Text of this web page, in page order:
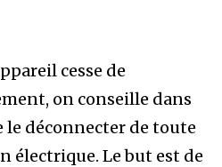
cesse de
on conseille dans
déconnecter de toute
électrique. Le but est de